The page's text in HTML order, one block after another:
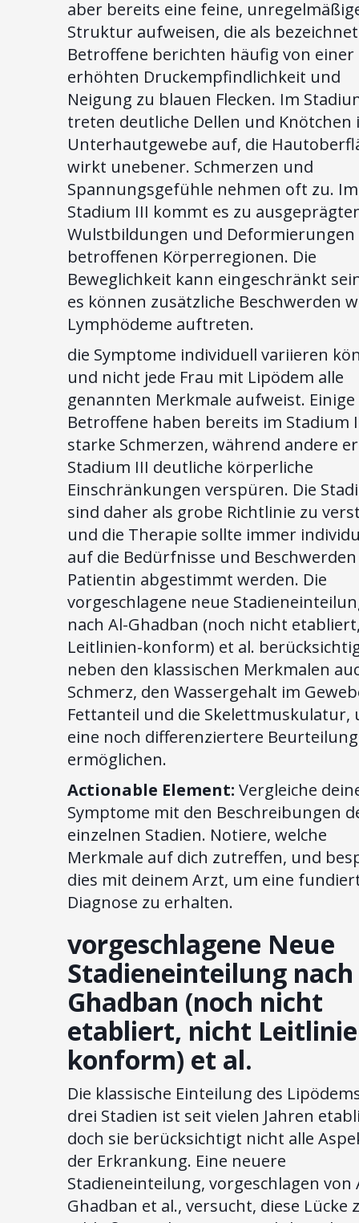
aber bereits eine feine,
Struktur aufweisen, die als
Betroffene berichten häufig von einer
erhöhten Druckempfindlichkeit und
Neigung zu blauen Flecken. Im
treten deutliche Dellen und Knötchen
Unterhautgewebe auf, die
wirkt unebener. Schmerzen und
Spannungsgefühle nehmen oft zu. Im
Stadium III kommt es zu
Wulstbildungen und Deformierungen
betroffenen Körperregionen. Die
Beweglichkeit kann eingeschränkt
es können zusätzliche Beschwerden
Lymphödeme auftreten.
die Symptome individuell variieren
und nicht jede Frau mit Lipödem alle
genannten Merkmale aufweist. Einige
Betroffene haben bereits im Stadium I
starke Schmerzen, während andere
Stadium III deutliche körperliche
Einschränkungen verspüren. Die
sind daher als grobe Richtlinie zu
und die Therapie sollte immer
auf die Bedürfnisse und
Patientin abgestimmt werden. Die
vorgeschlagene neue
nach Al-Ghadban (noch nicht
Leitlinien-konform) et al.
neben den klassischen Merkmalen
Schmerz, den Wassergehalt im
Fettanteil und die Skelettmuskulatur,
eine noch differenziertere
ermöglichen.
Actionable Element: Vergleiche
Symptome mit den Beschreibungen
einzelnen Stadien. Notiere, welche
Merkmale auf dich zutreffen, und
dies mit deinem Arzt, um eine
Diagnose zu erhalten.
vorgeschlagene Neue
Stadieneinteilung nach
Ghadban (noch nicht
etabliert, nicht
konform) et al.
Die klassische Einteilung des
drei Stadien ist seit vielen Jahren
doch sie berücksichtigt nicht alle
der Erkrankung. Eine neuere
Stadieneinteilung, vorgeschlagen von
Ghadban et al., versucht, diese Lücke